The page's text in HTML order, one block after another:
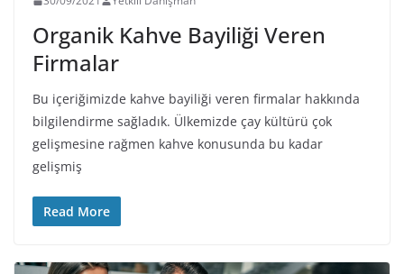
Organik Kahve Bayiliği Veren
Firmalar
Bu içeriğimizde kahve bayiliği veren firmalar hakkında
bilgilendirme sağladık. Ülkemizde çay kültürü çok
gelişmesine rağmen kahve konusunda bu kadar
gelişmiş
Read More